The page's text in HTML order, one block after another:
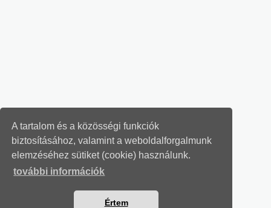
A tartalom és a közösségi funkciók
biztosításához, valamint a weboldalforgalmunk
elemzéséhez sütiket (cookie) használunk.
további információk
Értem